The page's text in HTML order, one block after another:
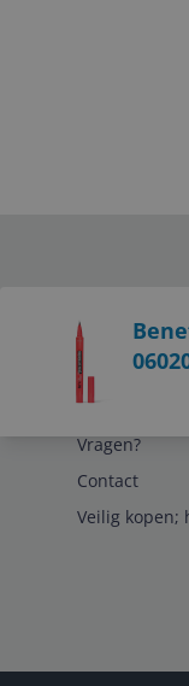
Service
Vragen?
Contact
Veilig kopen;